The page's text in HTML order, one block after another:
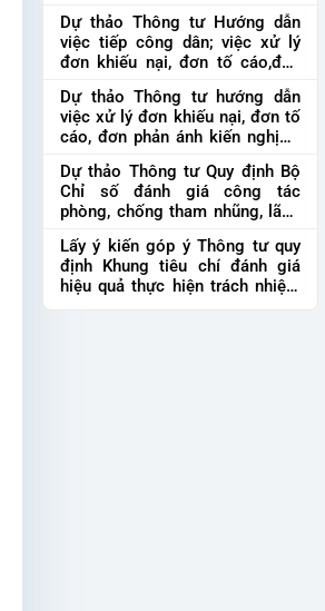
tiết và hướng dẫn thi hành một
số điều của Luật Thi đua, khen
th...
Dự thảo Thông tư Hướng dẫn
việc tiếp công dân; việc xử lý
đơn khiếu nại, đơn tố cáo,đơn
Thông tư Hướng dẫn việc tiếp
công dân; việc xử lý đơn khiếu
nại, đơn tố cáo,đơ...
Dự thảo Thông tư hướng dẫn
việc xử lý đơn khiếu nại, đơn tố
cáo, đơn phản ánh kiến nghịDự
xử lý đơn khiếu nại, đơn tố cáo,
đơn phản ánh kiến ngh...
Dự thảo Thông tư Quy định Bộ
Chỉ số đánh giá công tác
phòng, chống tham nhũng, lãng
Quy định Bộ Chỉ số đánh giá
công tác phòng, chống tham
nhũng, lãng ph...
Lấy ý kiến góp ý Thông tư quy
định Khung tiêu chí đánh giá
hiệu quả thực hiện trách nhiệm